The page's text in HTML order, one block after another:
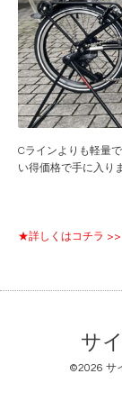
Cラインよりも軽量
い得価格で手に入り
★詳しくはコチラ >>
サ
©2026 サ